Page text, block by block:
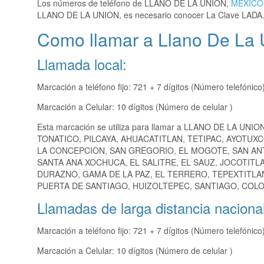
Los números de teléfono de LLANO DE LA UNION, MEXICO
LLANO DE LA UNION, es necesario conocer La Clave LADA.
Como llamar a Llano De La
Llamada local:
Marcación a teléfono fijo: 721 + 7 dígitos (Número
Marcación a Celular: 10 dígitos (Número de celular )
Esta marcación se utiliza para llamar a LLANO DE LA
TONATICO, PILCAYA, AHUACATITLAN, TETIPAC,
LA CONCEPCION, SAN GREGORIO, EL MOGOTE, SAN
SANTA ANA XOCHUCA, EL SALITRE, EL SAUZ,
DURAZNO, GAMA DE LA PAZ, EL TERRERO,
PUERTA DE SANTIAGO, HUIZOLTEPEC, SANTIAGO,
Llamadas de larga distancia
Marcación a teléfono fijo: 721 + 7 dígitos (Número
Marcación a Celular: 10 dígitos (Número de celular )